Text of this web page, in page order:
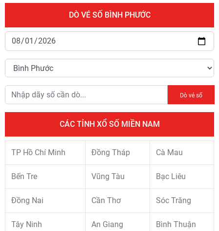
DÒ VÉ SỐ BÌNH PHƯỚC
Dò vé số
CÁC TỈNH XỔ SỐ MIỀN NAM
TP Hồ Chí Minh Đồng Tháp Cà Mau
Bến Tre Vũng Tàu Bạc Liêu
Đồng Nai Cần Thơ Sóc Trăng
Tây Ninh An Giang Bình Thuận